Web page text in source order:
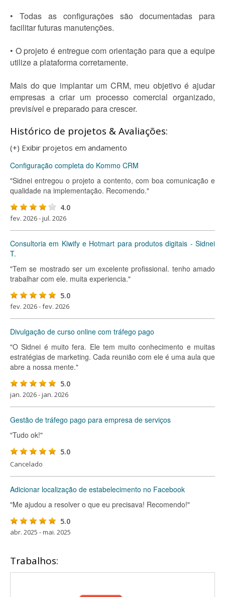
• Todas as configurações são documentadas para
facilitar futuras manutenções.
• O projeto é entregue com orientação para que a equipe
utilize a plataforma corretamente.
Mais do que implantar um CRM, meu objetivo é ajudar
empresas a criar um processo comercial organizado,
previsível e preparado para crescer.
Histórico de projetos & Avaliações:
(+) Exibir projetos em andamento
Configuração completa do Kommo CRM
"Sidnei entregou o projeto a contento, com boa comunicação e
qualidade na implementação. Recomendo."
4.0
fev. 2026 - jul. 2026
Consultoria em Kiwify e Hotmart para produtos digitais - Sidnei
T.
"Tem se mostrado ser um excelente profissional. tenho amado
trabalhar com ele. muita experiencia."
5.0
fev. 2026 - fev. 2026
Divulgação de curso online com tráfego pago
"O Sidnei é muito fera. Ele tem muito conhecimento e muitas
estratégias de marketing. Cada reunião com ele é uma aula que
abre a nossa mente."
5.0
jan. 2026 - jan. 2026
Gestão de tráfego pago para empresa de serviços
"Tudo ok!"
5.0
Cancelado
Adicionar localização de estabelecimento no Facebook
"Me ajudou a resolver o que eu precisava! Recomendo!"
5.0
abr. 2025 - mai. 2025
Trabalhos: